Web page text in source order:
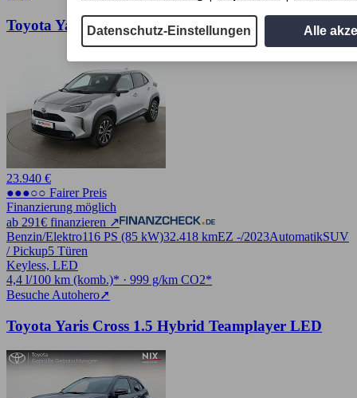
Datenschutz-Einstellungen Alle
Toyota Yaris Cross 1.5 Hybrid 2WD Team D
23.940 €
●●●○○ Fairer Preis
Finanzierung möglich
ab 291€ finanzieren ↗
Benzin/Elektro116 PS (85 kW)32.418 kmEZ -/2023AutomatikSUV
/ Pickup5 Türen
Keyless, LED
4,4 l/100 km (komb.)* · 999 g/km CO2*
Besuche Autohero➚
Toyota Yaris Cross 1.5 Hybrid Teamplayer LED